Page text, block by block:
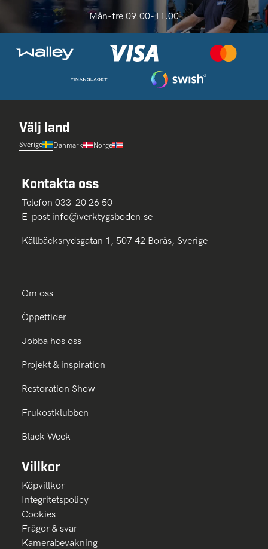
Mån-fre 09.00-11.00
Välj land
Sverige Danmark Norge
Kontakta oss
Telefon 033-20 26 50
E-post info@verktygsboden.se
Källbäcksrydsgatan 1, 507 42 Borås, Sverige
Om oss
Öppettider
Jobba hos oss
Projekt & inspiration
Restoration Show
Frukostklubben
Black Week
Villkor
Köpvillkor
Integritetspolicy
Cookies
Frågor & svar
Kamerabevakning